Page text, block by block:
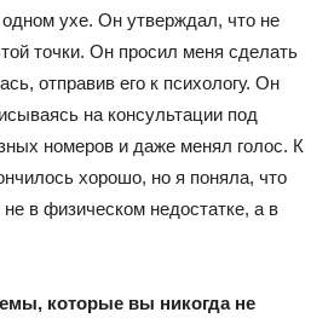
ухе. Он утверждал, что не
точки. Он просил меня сделать
отправив его к психологу. Он
на консультации под
номеров и даже менял голос. К
хорошо, но я поняла, что
в физическом недостатке, а в
которые вы никогда не